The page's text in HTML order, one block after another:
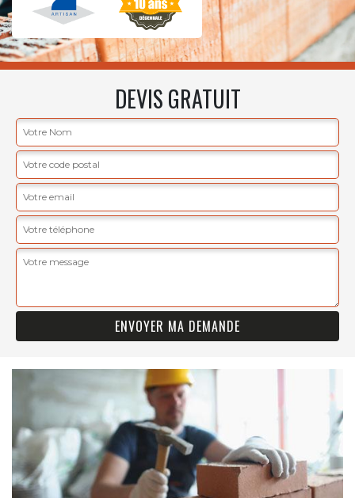
DEVIS GRATUIT